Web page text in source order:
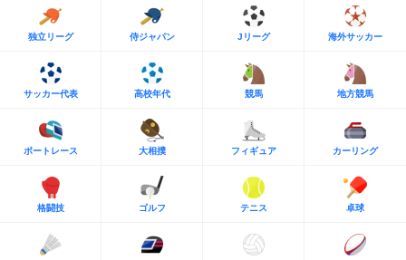
独立リーグ 侍ジャパン Jリーグ 海外サッカー
サッカー代表 高校年代 競馬 地方競馬
ボートレース 大相撲 フィギュア カーリング
格闘技 ゴルフ テニス 卓球